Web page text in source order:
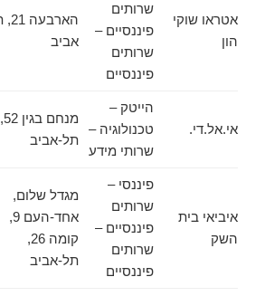
אטראו שוקי
הון
שרותים
פיננסיים –
שרותים
פיננסיים
הארבעה 21, תל
אביב
אי.אל.די.
הייטק –
טכנולוגיה –
שרותי מידע
מנחם בגין 52,
תל-אביב
איביאי בית
השק
פיננסי –
שרותים
פיננסיים –
שרותים
פיננסיים
מגדל שלום,
אחד-העם 9,
קומה 26,
תל-אביב